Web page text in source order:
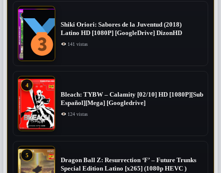
Shiki Oriori: Sabores de la Juventud (2018)
Latino HD [1080P] [GoogleDrive] DizonHD
141 vistas
4
Bleach: TYBW – Calamity [02/10] HD [1080P][Sub
Español][Mega] [Googledrive]
124 vistas
5
Dragon Ball Z: Resurrection ‘F’ – Future Trunks
Special Edition Latino [x265] (1080p HEVC )